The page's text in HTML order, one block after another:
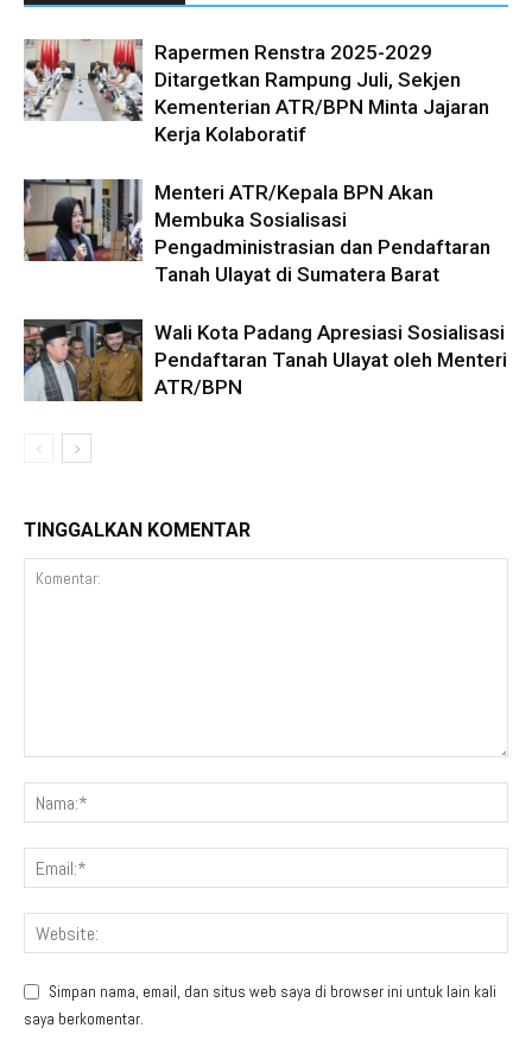
Rapermen Renstra 2025-2029
Ditargetkan Rampung Juli, Sekjen
Kementerian ATR/BPN Minta Jajaran
Kerja Kolaboratif
Menteri ATR/Kepala BPN Akan
Membuka Sosialisasi
Pengadministrasian dan Pendaftaran
Tanah Ulayat di Sumatera Barat
Wali Kota Padang Apresiasi Sosialisasi
Pendaftaran Tanah Ulayat oleh Menteri
ATR/BPN
TINGGALKAN KOMENTAR
Simpan nama, email, dan situs web saya di browser ini untuk lain kali
saya berkomentar.